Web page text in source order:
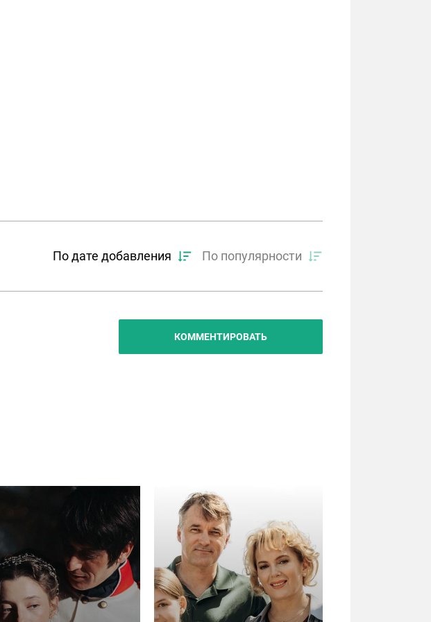
По дате добавления По популярности
КОММЕНТИРОВАТЬ